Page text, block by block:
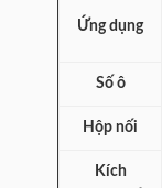
Ứng dụng
Số ô
Hộp nối
Kích